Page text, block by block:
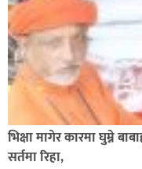
भिक्षा मागेर कारमा घुम्ने
सर्तमा रिहा,